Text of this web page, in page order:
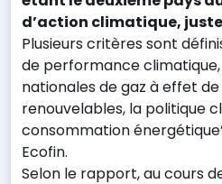
d’action climatique,
Plusieurs critères sont
de performance climatique,
nationales de gaz à effet
renouvelables, la politique
consommation
Ecofin.
Selon le rapport, au cours